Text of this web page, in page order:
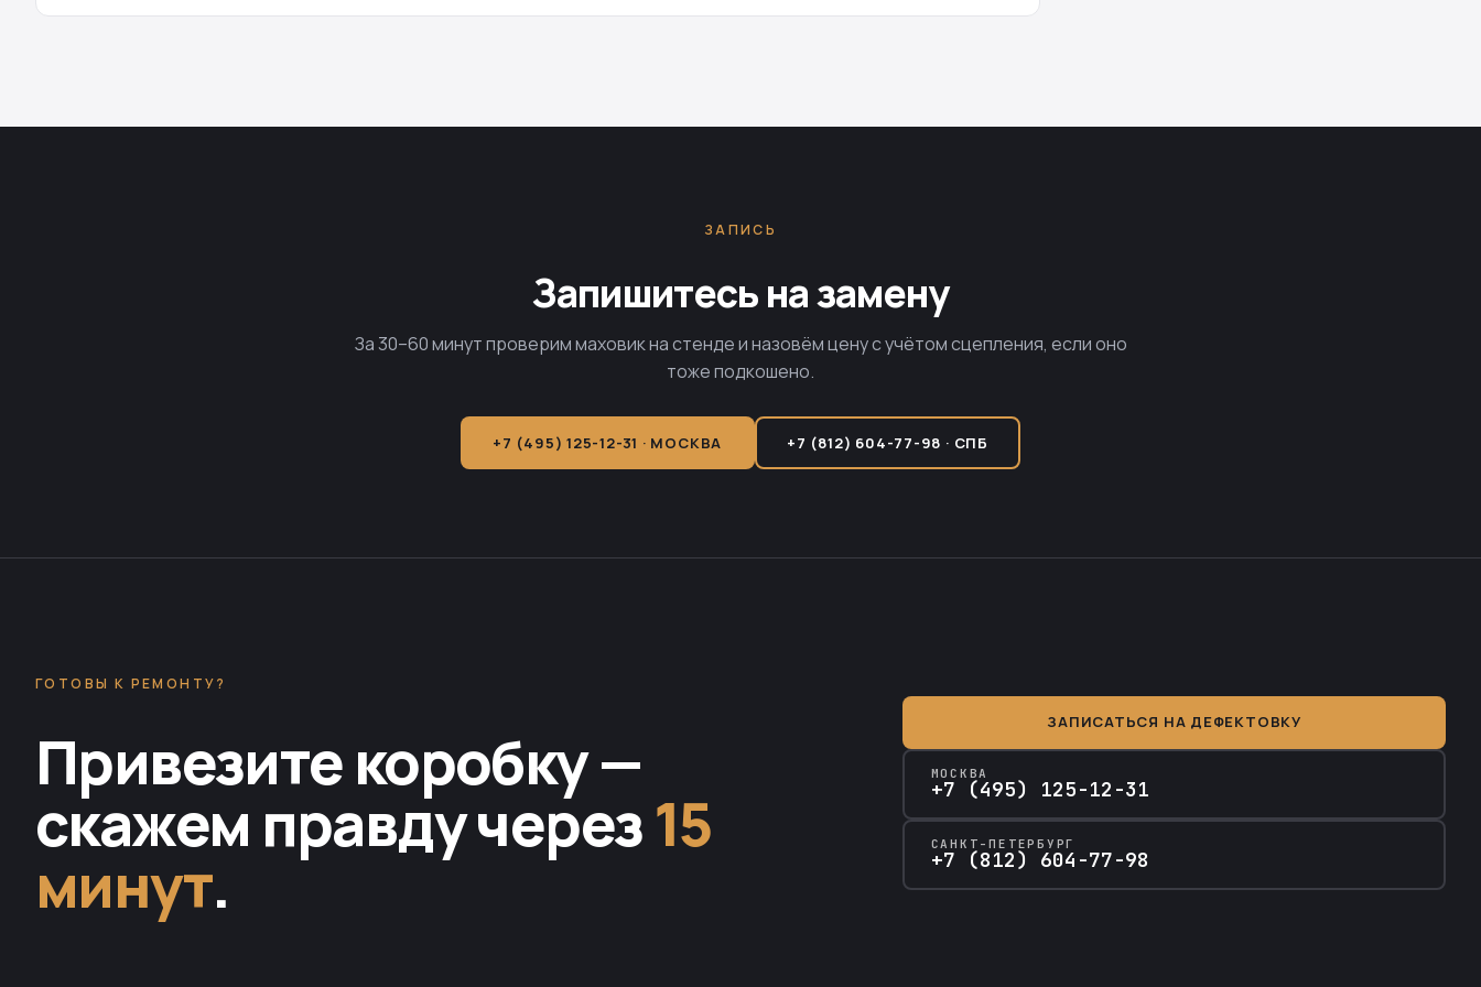
ЗАПИСЬ
Запишитесь на замену
За 30–60 минут проверим маховик на стенде и назовём цену с учётом сцепления, если оно
тоже подкошено.
+7 (495) 125-12-31 · МОСКВА +7 (812) 604-77-98 · СПБ
ГОТОВЫ К РЕМОНТУ?
Привезите коробку —
скажем правду через15
минут.
ЗАПИСАТЬСЯ НА ДЕФЕКТОВКУ
МОСКВА
+7 (495) 125-12-31
САНКТ-ПЕТЕРБУРГ
+7 (812) 604-77-98